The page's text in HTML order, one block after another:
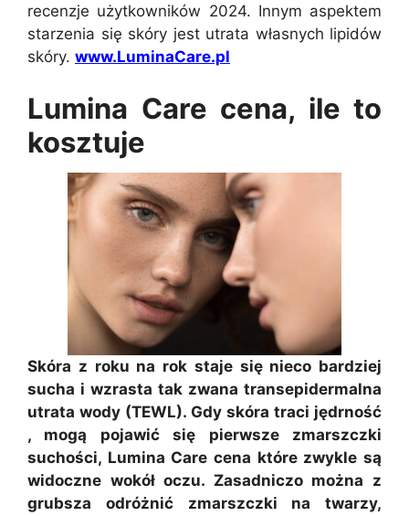
recenzje użytkowników 2024. Innym aspektem
starzenia się skóry jest utrata własnych lipidów
skóry. www.LuminaCare.pl
Lumina Care cena, ile to
kosztuje
Skóra z roku na rok staje się nieco bardziej
sucha i wzrasta tak zwana transepidermalna
utrata wody (TEWL). Gdy skóra traci jędrność
, mogą pojawić się pierwsze zmarszczki
suchości, Lumina Care cena które zwykle są
widoczne wokół oczu. Zasadniczo można z
grubsza odróżnić zmarszczki na twarzy,